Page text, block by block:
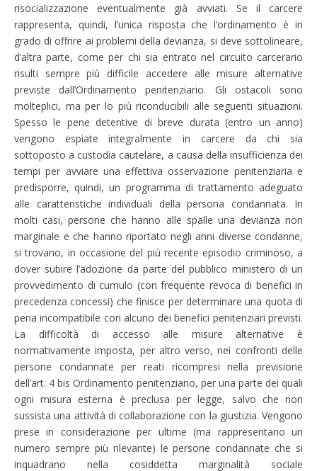
risocializzazione eventualmente già avviati. Se il carcere
rappresenta, quindi, l’unica risposta che l’ordinamento è in
grado di offrire ai problemi della devianza, si deve sottolineare,
d’altra parte, come per chi sia entrato nel circuito carcerario
risulti sempre più difficile accedere alle misure alternative
previste dall’Ordinamento penitenziario. Gli ostacoli sono
molteplici, ma per lo più riconducibili alle seguenti situazioni.
Spesso le pene detentive di breve durata (entro un anno)
vengono espiate integralmente in carcere da chi sia
sottoposto a custodia cautelare, a causa della insufficienza dei
tempi per avviare una effettiva osservazione penitenziaria e
predisporre, quindi, un programma di trattamento adeguato
alle caratteristiche individuali della persona condannata. In
molti casi, persone che hanno alle spalle una devianza non
marginale e che hanno riportato negli anni diverse condanne,
si trovano, in occasione del più recente episodio criminoso, a
dover subire l’adozione da parte del pubblico ministero di un
provvedimento di cumulo (con frequente revoca di benefici in
precedenza concessi) che finisce per determinare una quota di
pena incompatibile con alcuno dei benefici penitenziari previsti.
La difficoltà di accesso alle misure alternative è
normativamente imposta, per altro verso, nei confronti delle
persone condannate per reati ricompresi nella previsione
dell’art. 4 bis Ordinamento penitenziario, per una parte dei quali
ogni misura esterna è preclusa per legge, salvo che non
sussista una attività di collaborazione con la giustizia. Vengono
prese in considerazione per ultime (ma rappresentano un
numero sempre più rilevante) le persone condannate che si
inquadrano nella cosiddetta marginalità sociale